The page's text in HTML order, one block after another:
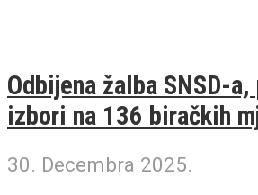
Odbijena žalba SNSD-
izbori na 136 biračkih
30. Decembra 2025.